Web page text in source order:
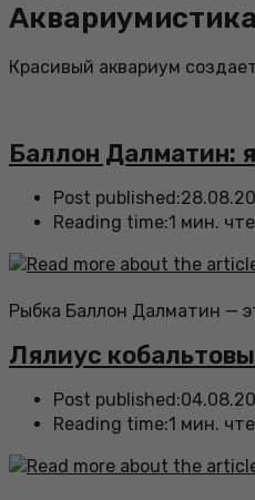
Красивый аквариум
Баллон Далматин:
Post published:
Reading time:1 мин.
Рыбка Баллон Далматин —
Лялиус
Post published:
Reading time:1 мин.